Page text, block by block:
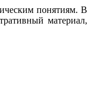
понятиям. В
материал,